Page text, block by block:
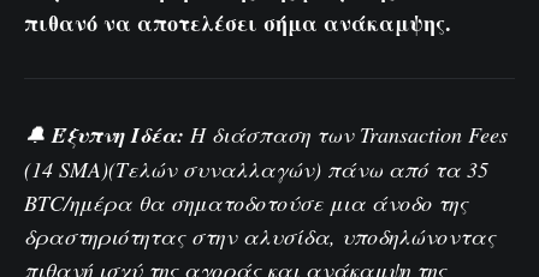
πιθανό να αποτελέσει σήμα ανάκαμψης.
🔔Έξυπνη Ιδέα: Η διάσπαση των Transaction Fees
(14 SMA)(Τελών συναλλαγών) πάνω από τα 35
BTC/ημέρα θα σηματοδοτούσε μια άνοδο της
δραστηριότητας στην αλυσίδα, υποδηλώνοντας
πιθανή ισχύ της αγοράς και ανάκαμψη της